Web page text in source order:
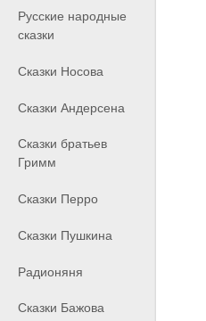
Русские народные
сказки
Сказки Носова
Сказки Андерсена
Сказки братьев
Гримм
Сказки Перро
Сказки Пушкина
Радионяня
Сказки Бажова